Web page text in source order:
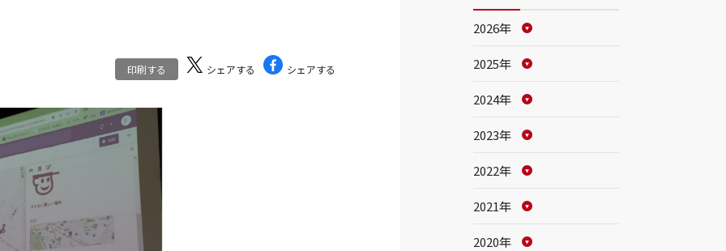
印刷する シェアする シェアする
2026年
2025年
2024年
2023年
2022年
2021年
2020年